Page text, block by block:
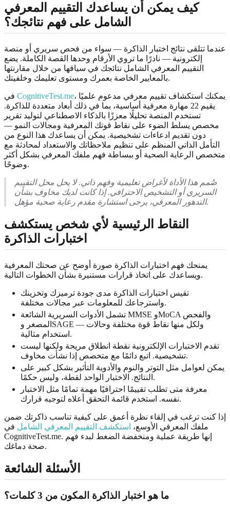
كيف يمكن أن يساعدك التقييم المعرفي
الشامل على فهم نتائجك؟
عندما تتلقى نتائج اختبار الذاكرة — سواء من فحص سريري أو منصة
إلكترونية — نادرًا ما تروي الأرقام وحدها القصة الكاملة. يضع
التقييم المعرفي الشامل نتائجك في سياقها من خلال مقارنتها
بالمعايير الخاصة بعمرك ومستوى تعليمك وخلفيتك.
CognitiveTest.me، يمكنك استكشاف تقييم معرفي مدعوم علميًا
يقيم 22 مهارة معرفية أساسية، بما في ذلك أبعاد متعددة للذاكرة.
تستخدم المنصة تحليلًا معززًا بالذكاء الاصطناعي لتوليد تقرير
مخصص يسلط الضوء على نقاط قوتك المعرفية ومجالات النمو —
دون تقديم ادعاءات تشخيصية. يمكن أن يساعدك هذا النوع من
التأمل الذاتي المنظم على تنظيم ملاحظاتك والاستعداد لمحادثة مع
متخصص الرعاية الصحية أو ببساطة فهم ملفك المعرفي بشكل أكثر
وضوحًا.
صُمم هذا الأداة لأغراض تعليمية وفهم ذاتي. لا يحل محل التقييم
السريري أو التشخيص الاحترافي. إذا كانت لديك مخاوف بشأن
التدهور المعرفي، يرجى استشارة مقدم رعاية صحية مؤهل.
النقاط الرئيسية لأي شخص يستكشف
اختبارات الذاكرة
يمنحك فهم اختبارات الذاكرة صورة أوضح عن صحتك المعرفية
ويساعدك على اتخاذ قرارات مستنيرة بشأن الخطوات التالية.
تقيس اختبارات الذاكرة مدى جودة ترميزك وتخزينك
واسترجاعك للمعلومات عبر مجالات مختلفة.
تشمل الأدوات السريرية الشائعة MMSE وMoCA والفحص
المصغر وSAGE — ولكل منها نقاط قوة مختلفة وحالات
استخدام مثالية.
تقدم الاختبارات الإلكترونية نقطة انطلاق مريحة ولكنها ليست
تشخيصية. اتبع دائمًا مع متخصص إذا نشأت مخاوف.
يمكن لعوامل مثل التوتر والنوم والأدوية التأثير بشكل كبير على
النتائج. الاختبار الواحد لقطة، وليس حكمًا.
معرفة متى تطلب تقييمًا احترافيًا مهمة تمامًا مثل الاختبار
نفسه. استخدم قائمة التحقق أعلاه لتوجيه قرارك.
إذا كنت ترغب في إلقاء نظرة أعمق على كيفية تناسب ذاكرتك ضمن
ملفك المعرفي الأوسع، استكشف التقييم المعرفي الشامل في
CognitiveTest.me. إنها طريقة عملية ومنخفضة الضغط لبدء فهم
صحة دماغك.
الأسئلة الشائعة
ما هو اختبار الذاكرة المكون من 3 كلمات؟